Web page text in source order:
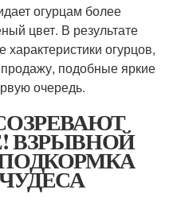
огурцам более
цвет. В результате
огурцов,
подобные яркие
очередь.
ВЗРЫВНОЙ